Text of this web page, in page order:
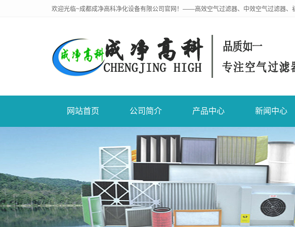
欢迎光临~成都成净高科净化设备有限公司官网！——高效空气过滤器、中效空气过滤器
网站首页 公司简介 产品中心 新闻中心